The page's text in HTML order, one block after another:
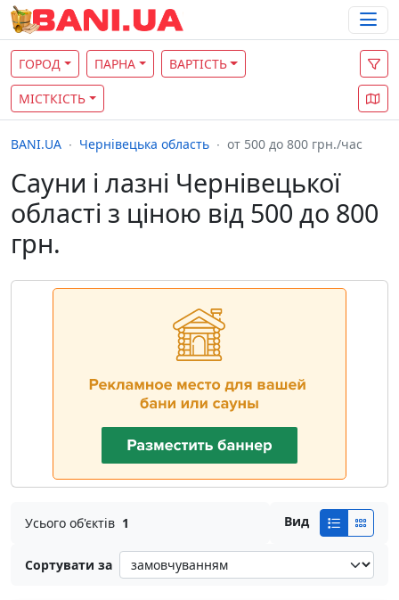
ГОРОД ПАРНА ВАРТІСТЬ
МІСТКІСТЬ
BANI.UA Чернівецька область от 500 до 800 грн./час
Сауни і лазні Чернівецької
області з ціною від 500 до 800
грн.
Усього об'єктів 1 Вид
Сортувати за